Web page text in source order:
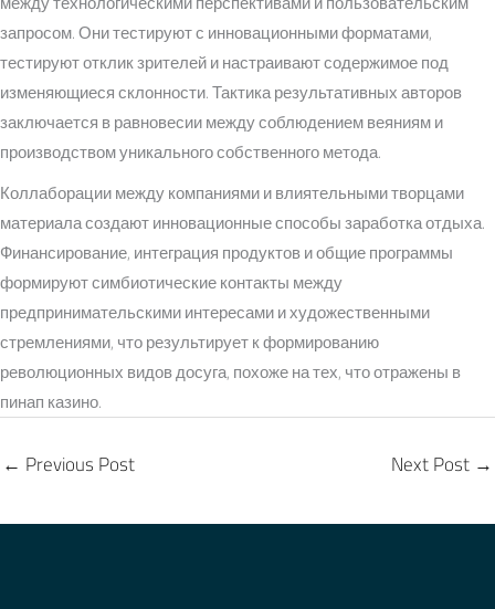
запросом. Они тестируют с инновационными форматами,
тестируют отклик зрителей и настраивают содержимое под
изменяющиеся склонности. Тактика результативных авторов
заключается в равновесии между соблюдением веяниям и
производством уникального собственного метода.
Коллаборации между компаниями и влиятельными творцами
материала создают инновационные способы заработка отдыха.
Финансирование, интеграция продуктов и общие программы
формируют симбиотические контакты между
предпринимательскими интересами и художественными
стремлениями, что результирует к формированию
революционных видов досуга, похоже на тех, что отражены в
пинап казино.
← Previous Post Next Post →